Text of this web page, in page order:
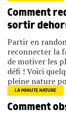
Comment
sortir
Partir en
reconnecter la
de motiver les
défi ! Voici
pleine nature
LA MINUTE NATURE
Comment